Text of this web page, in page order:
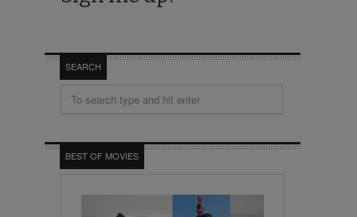
SEARCH
BEST OF MOVIES